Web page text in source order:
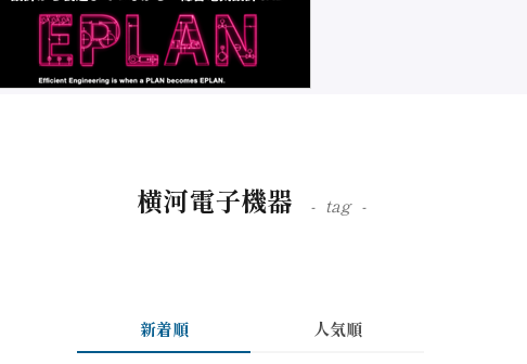
横河電子機器 tag
新着順 人気順